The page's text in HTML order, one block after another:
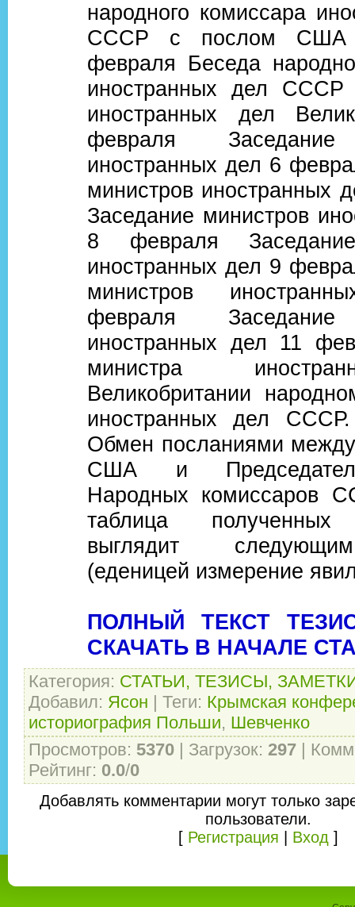
народного комиссара
СССР с послом
февраля Беседа
иностранных дел СССР
иностранных дел
февраля Заседание
иностранных дел 6
министров иностранных
Заседание министров
8 февраля
иностранных дел 9
министров
февраля Заседание
иностранных дел 11
министра
Великобритании
иностранных дел
Обмен посланиями
США и
Народных комиссаров
таблица полученных
выглядит
(еденицей измерение
ПОЛНЫЙ ТЕКСТ
СКАЧАТЬ В НАЧАЛЕ
Категория: СТАТЬИ, ТЕЗИСЫ,
Добавил: Ясон Теги: Крымская
историография Польши, Шевченко
Просмотров: 5370 Загрузок: 297
Рейтинг: 0.0/0
Добавлять комментарии могут только
пользователи.
[ Регистрация Вход ]